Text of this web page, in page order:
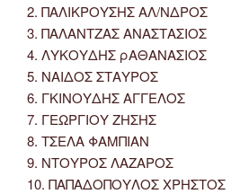
2. ΠΑΛΙΚΡΟΥΣΗΣ ΑΛ/ΝΔΡΟΣ
3. ΠΑΛΑΝΤΖΑΣ ΑΝΑΣΤΑΣΙΟΣ
4. ΛΥΚΟΥΔΗΣ ρΑΘΑΝΑΣΙΟΣ
5. ΝΑΙΔΟΣ ΣΤΑΥΡΟΣ
6. ΓΚΙΝΟΥΔΗΣ ΑΓΓΕΛΟΣ
7. ΓΕΩΡΓΙΟΥ ΖΗΣΗΣ
8. ΤΣΕΛΑ ΦΑΜΠΙΑΝ
9. ΝΤΟΥΡΟΣ ΛΑΖΑΡΟΣ
10. ΠΑΠΑΔΟΠΟΥΛΟΣ ΧΡΗΣΤΟΣ